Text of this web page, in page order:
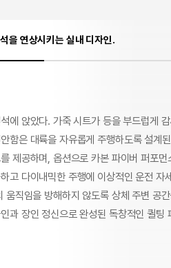
을 연상시키는 실내 디자인.
에 앉았다. 가죽 시트가 등을 부드럽게
함은 대륙을 자유롭게 주행하도록 설계
제공하며, 옵션으로 카본 파이버 퍼포
고 다이내믹한 주행에 이상적인 운전
움직임을 방해하지 않도록 상체 주변 공
과 장인 정신으로 완성된 독창적인 퀼팅